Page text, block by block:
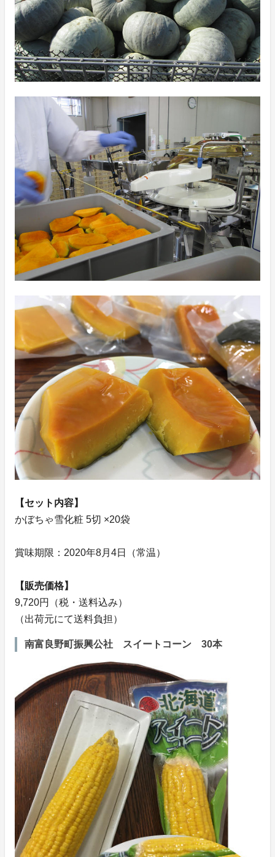
【セット内容】
かぼちゃ雪化粧 5切 ×20袋
賞味期限：2020年8月4日（常温）
【販売価格】
9,720円（税・送料込み）
（出荷元にて送料負担）
南富良野町振興公社 スイートコーン 30本